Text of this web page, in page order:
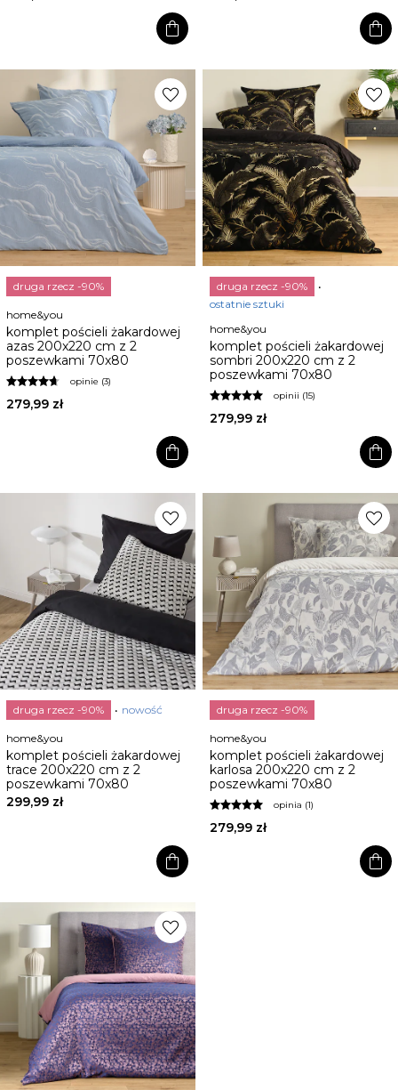
shopping_bag shopping_bag
favorite
druga rzecz -90%
home&you
komplet pościeli żakardowej
azas 200x220 cm z 2
poszewkami 70x80
opinie (3)
279,99 zł
shopping_bag
favorite
druga rzecz -90%
ostatnie sztuki
home&you
komplet pościeli żakardowej
sombri 200x220 cm z 2
poszewkami 70x80
opinii (15)
279,99 zł
shopping_bag
favorite
druga rzecz -90% nowość
home&you
komplet pościeli żakardowej
trace 200x220 cm z 2
poszewkami 70x80
299,99 zł
shopping_bag
favorite
druga rzecz -90%
home&you
komplet pościeli żakardowej
karlosa 200x220 cm z 2
poszewkami 70x80
opinia (1)
279,99 zł
shopping_bag
favorite